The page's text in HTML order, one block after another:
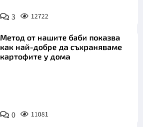
3 12722
Метод от нашите баби показва
как най-добре да съхраняваме
картофите у дома
0 11081